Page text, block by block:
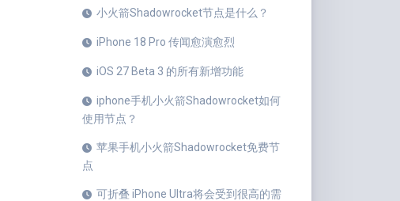
小火箭Shadowrocket节点是什么？
iPhone 18 Pro 传闻愈演愈烈
iOS 27 Beta 3 的所有新增功能
iphone手机小火箭Shadowrocket如何
使用节点？
苹果手机小火箭Shadowrocket免费节
点
可折叠 iPhone Ultra将会受到很高的需